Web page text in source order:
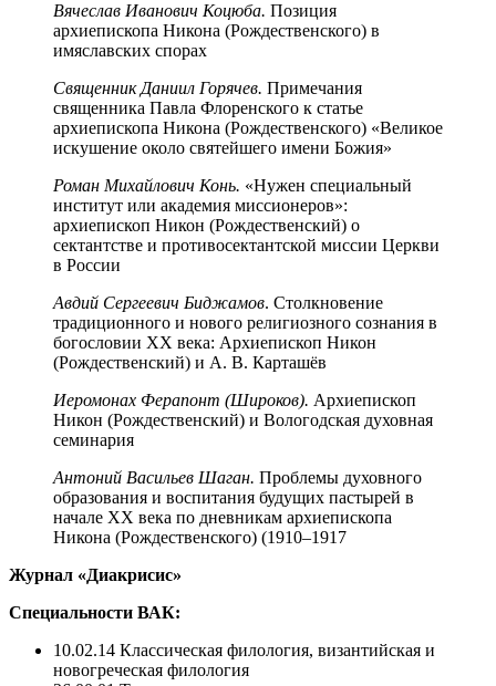
Вячеслав Иванович Коцюба. Позиция
архиепископа Никона (Рождественского) в
имяславских спорах
Священник Даниил Горячев. Примечания
священника Павла Флоренского к статье
архиепископа Никона (Рождественского) «Великое
искушение около святейшего имени Божия»
Роман Михайлович Конь. «Нужен специальный
институт или академия миссионеров»:
архиепископ Никон (Рождественский) о
сектантстве и противосектантской миссии Церкви
в России
Авдий Сергеевич Биджамов. Столкновение
традиционного и нового религиозного сознания в
богословии ХХ века: Архиепископ Никон
(Рождественский) и А. В. Карташёв
Иеромонах Ферапонт (Широков). Архиепископ
Никон (Рождественский) и Вологодская духовная
семинария
Антоний Васильев Шаган. Проблемы духовного
образования и воспитания будущих пастырей в
начале XX века по дневникам архиепископа
Никона (Рождественского) (1910–1917
Журнал «Диакрисис»
Специальности ВАК:
10.02.14 Классическая филология, византийская и
новогреческая филология